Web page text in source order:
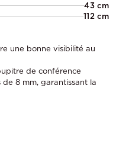
43 cm
112 cm
une bonne visibilité au
de conférence
8 mm, garantissant la